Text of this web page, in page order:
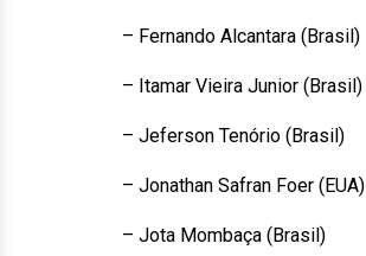
– Fernando Alcantara (Brasil)
– Itamar Vieira Junior (Brasil)
– Jeferson Tenório (Brasil)
– Jonathan Safran Foer (EUA)
– Jota Mombaça (Brasil)